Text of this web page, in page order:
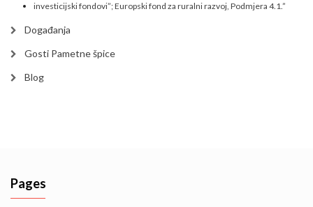
investicijski fondovi”; Europski fond za ruralni razvoj, Podmjera 4.1.”
Događanja
Gosti Pametne špice
Blog
Pages